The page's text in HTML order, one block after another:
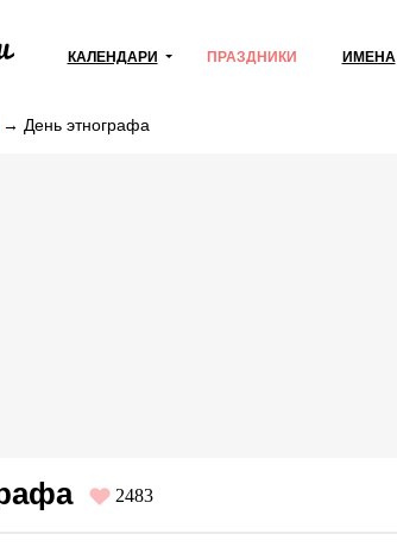
КАЛЕНДАРИ ПРАЗДНИКИ ИМЕНА
→ День этнографа
2483